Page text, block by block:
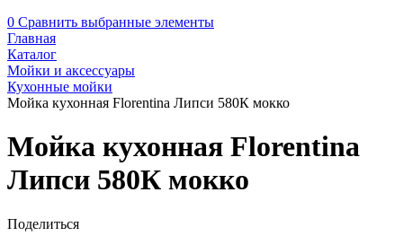
0 Сравнить выбранные элементы
Главная
Каталог
Мойки и аксессуары
Кухонные мойки
Мойка кухонная Florentina Липси 580К мокко
Мойка кухонная Florentina
Липси 580К мокко
Поделиться